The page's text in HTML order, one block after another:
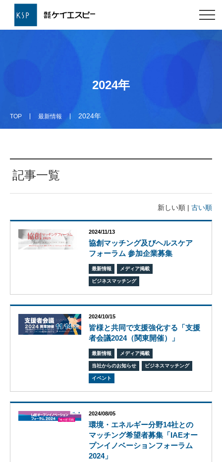
ン
社
概
ト
ワー
ク
TOP 最新情報 2024年
2024年
記事一覧
新しい順 | 古い順
2024/11/13
協創マッチング及びヘルスケア
フォーラム 参加企業募集
最新情報 メディア掲載
ビジネスマッチング
2024/10/15
皆様と共同で支援強化する「支援
者会議2024（関東開催）」
最新情報 メディア掲載
当社からのお知らせ ビジネスマッチング
イベント
2024/08/05
環境・エネルギー分野14社との
マッチング希望者募集「IAEオー
プンイノベーションフォーラム
2024」